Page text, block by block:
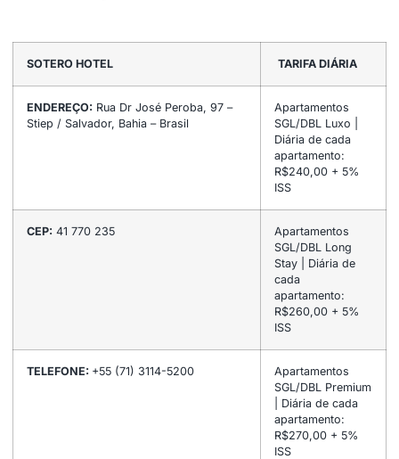
SOTERO HOTEL TARIFA DIÁRIA
ENDEREÇO: Rua Dr José Peroba, 97 –
Stiep / Salvador, Bahia – Brasil
Apartamentos
SGL/DBL Luxo |
Diária de cada
apartamento:
R$240,00 + 5%
ISS
CEP: 41 770 235
Apartamentos
SGL/DBL Long
Stay | Diária de
cada
apartamento:
R$260,00 + 5%
ISS
TELEFONE: +55 (71) 3114-5200
Apartamentos
SGL/DBL Premium
| Diária de cada
apartamento:
R$270,00 + 5%
ISS